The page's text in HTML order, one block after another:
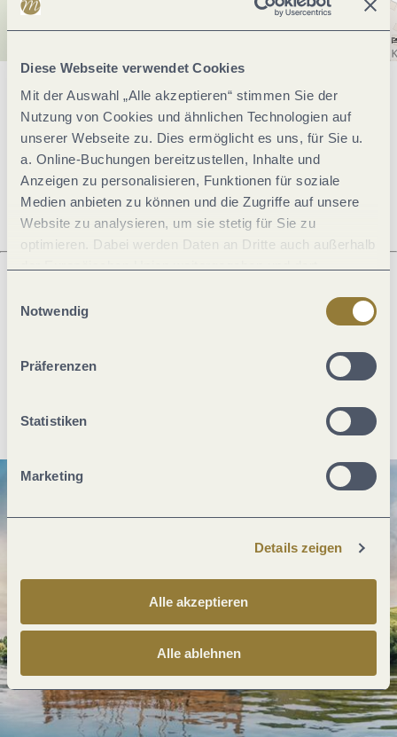
Diese Webseite verwendet Cookies
Mit der Auswahl „Alle akzeptieren“ stimmen Sie der
Nutzung von Cookies und ähnlichen Technologien auf
unserer Webseite zu. Dies ermöglicht es uns, für Sie u.
a. Online-Buchungen bereitzustellen, Inhalte und
Anzeigen zu personalisieren, Funktionen für soziale
Medien anbieten zu können und die Zugriffe auf unsere
Website zu analysieren, um sie stetig für Sie zu
optimieren. Dabei werden Daten an Dritte auch außerhalb
jederzeit widerrufen werden. Mit der Auswahl "Alle
ablehnen" kann es zu Beeinträchtigungen in der Nutzung
Notwendig
Präferenzen
Statistiken
Marketing
Details zeigen
Alle akzeptieren
Alle ablehnen
Allgemeine Informationen
Öffnungszeiten
Was möchtest du als nächstes tun?
PDF erzeugen